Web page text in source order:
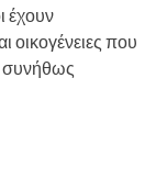
έχουν
οικογένειες που
συνήθως